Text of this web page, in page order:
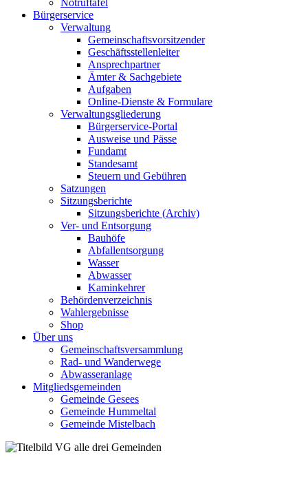
Notruftafel
Bürgerservice
Verwaltung
Gemeinschaftsvorsitzender
Geschäftsstellenleiter
Ansprechpartner
Ämter & Sachgebiete
Aufgaben
Online-Dienste & Formulare
Verwaltungsgliederung
Bürgerservice-Portal
Ausweise und Pässe
Fundamt
Standesamt
Steuern und Gebühren
Satzungen
Sitzungsberichte
Sitzungsberichte (Archiv)
Ver- und Entsorgung
Bauhöfe
Abfallentsorgung
Wasser
Abwasser
Kaminkehrer
Behördenverzeichnis
Wahlergebnisse
Shop
Über uns
Gemeinschaftsversammlung
Rad- und Wanderwege
Abwasseranlage
Mitgliedsgemeinden
Gemeinde Gesees
Gemeinde Hummeltal
Gemeinde Mistelbach